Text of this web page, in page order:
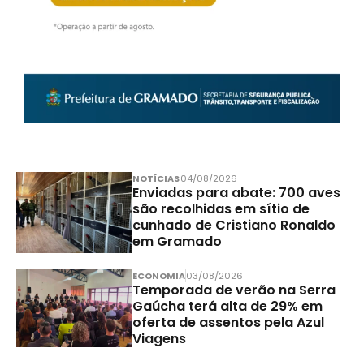
NOTÍCIAS04/08/2026
Enviadas para abate: 700 aves
são recolhidas em sítio de
cunhado de Cristiano Ronaldo
em Gramado
ECONOMIA03/08/2026
Temporada de verão na Serra
Gaúcha terá alta de 29% em
oferta de assentos pela Azul
Viagens